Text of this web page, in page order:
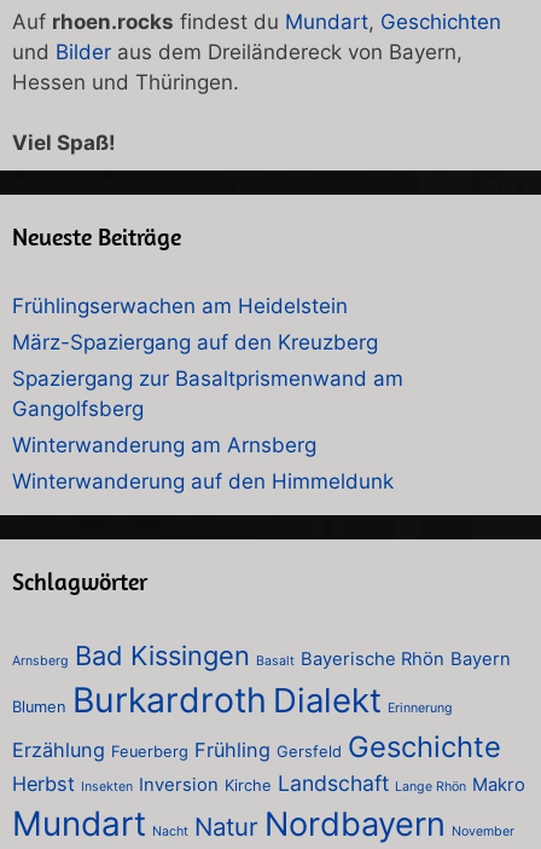
Auf rhoen.rocks findest du Mundart, Geschichten
und Bilder aus dem Dreiländereck von Bayern,
Hessen und Thüringen.
Viel Spaß!
Neueste Beiträge
Frühlingserwachen am Heidelstein
März-Spaziergang auf den Kreuzberg
Spaziergang zur Basaltprismenwand am
Gangolfsberg
Winterwanderung am Arnsberg
Winterwanderung auf den Himmeldunk
Schlagwörter
Arnsberg Bad Kissingen Basalt Bayerische Rhön Bayern
Blumen Burkardroth Dialekt Erinnerung
Erzählung Feuerberg Frühling Gersfeld Geschichte
Herbst Insekten Inversion Kirche Landschaft Lange Rhön Makro
Mundart Nacht Natur Nordbayern November